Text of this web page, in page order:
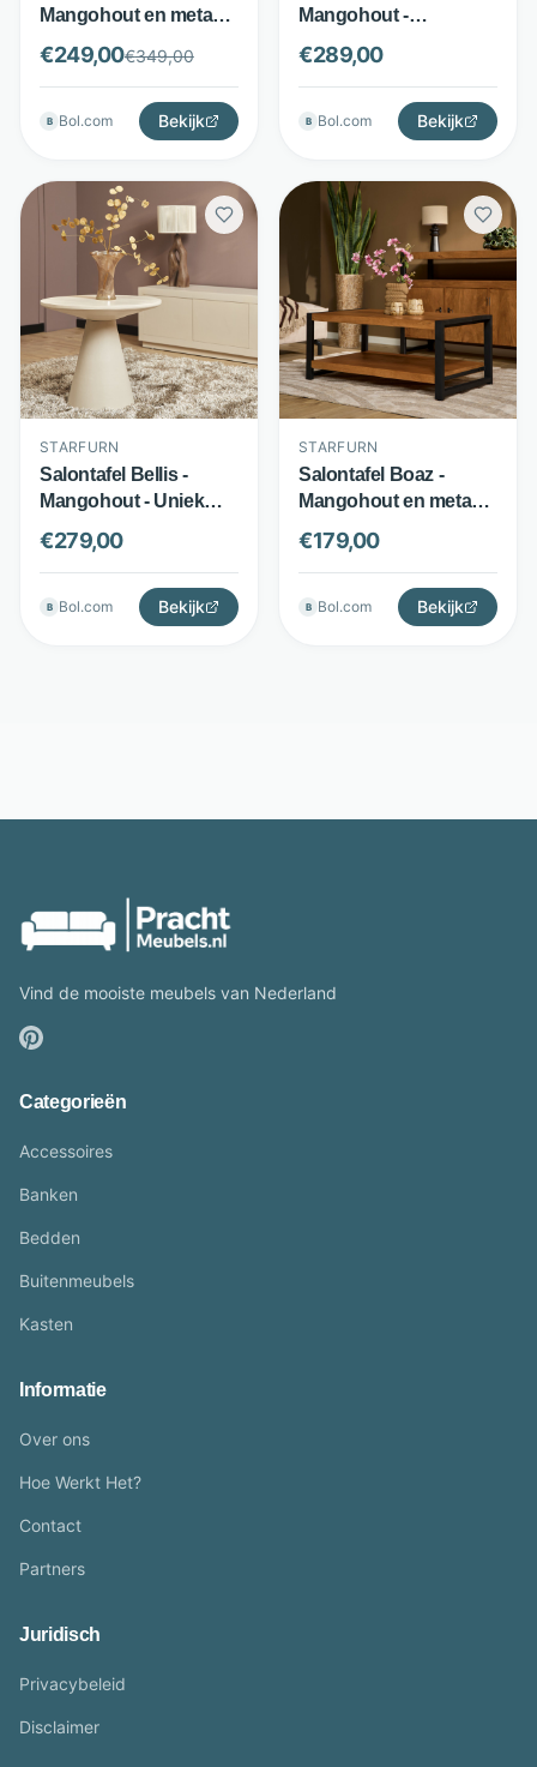
Mangohout en metaal -
4 lades - Zwart -
Starfurn
€249,00€349,00
B Bol.com Bekijk
Mangohout -
Rechthoekig blad met
lades - Bruin - Starfurn
€289,00
B Bol.com Bekijk
STARFURN
Salontafel Bellis -
Mangohout - Uniek
design - Wit - Starfurn
€279,00
B Bol.com Bekijk
STARFURN
Salontafel Boaz -
Mangohout en metaal -
Onderblad - Bruin -
Starfurn
€179,00
B Bol.com Bekijk
Vind de mooiste meubels van Nederland
Categorieën
Accessoires
Banken
Bedden
Buitenmeubels
Kasten
Informatie
Over ons
Hoe Werkt Het?
Contact
Partners
Juridisch
Privacybeleid
Disclaimer